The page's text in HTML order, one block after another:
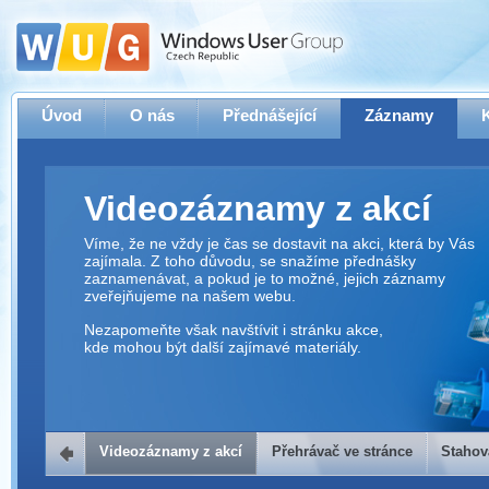
Úvod O nás Přednášející Záznamy
Videozáznamy z akcí
Víme, že ne vždy je čas se dostavit na akci, která by Vás
zajímala. Z toho důvodu, se snažíme přednášky
zaznamenávat, a pokud je to možné, jejich záznamy
zveřejňujeme na našem webu.
Nezapomeňte však navštívit i stránku akce,
kde mohou být další zajímavé materiály.
Přehrávač ve stránce
Videozáznamy z akcí Přehrávač ve stránce